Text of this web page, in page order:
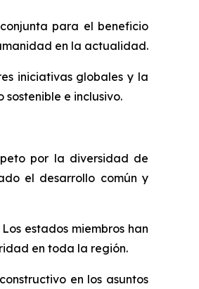
para el beneficio
en la actualidad.
iniciativas globales y la
e inclusivo.
por la diversidad de
el desarrollo común y
estados miembros han
en toda la región.
en los asuntos